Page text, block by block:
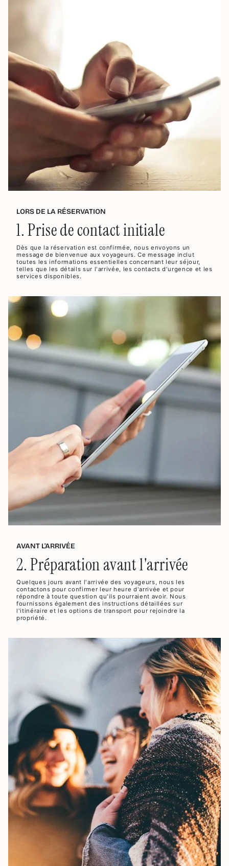
LORS DE LA RÉSERVATION
1. Prise de contact initiale
Dès que la réservation est confirmée, nous envoyons un
message de bienvenue aux voyageurs. Ce message inclut
toutes les informations essentielles concernant leur séjour,
telles que les détails sur l'arrivée, les contacts d'urgence et les
services disponibles.
AVANT L'ARRIVÉE
2. Préparation avant l'arrivée
Quelques jours avant l'arrivée des voyageurs, nous les
contactons pour confirmer leur heure d'arrivée et pour
répondre à toute question qu'ils pourraient avoir. Nous
fournissons également des instructions détaillées sur
l'itinéraire et les options de transport pour rejoindre la
propriété.